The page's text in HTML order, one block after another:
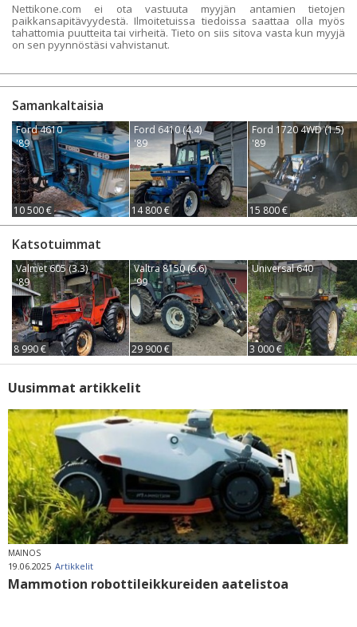
Nettikone.com ei ota vastuuta myyjän antamien tietojen
paikkansapitävyydestä. Ilmoitetuissa tiedoissa saattaa olla myös
tahattomia puutteita tai virheitä. Tieto on siis sitova vasta kun myyjä
on sen pyynnöstäsi vahvistanut.
Samankaltaisia
Ford 4610
'89
10 500 €
Ford 6410 (4.4)
'89
14 800 €
Ford 1720 4WD (1.5)
'89
15 800 €
Katsotuimmat
Valmet 605 (3.3)
'89
8 990 €
Valtra 8150 (6.6)
'99
29 900 €
Universal 640
3 000 €
Uusimmat artikkelit
MAINOS
19.06.2025 Artikkelit
Mammotion robottileikkureiden aatelistoa